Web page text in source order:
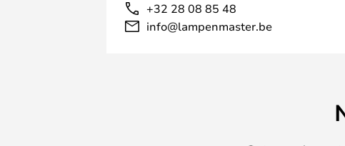
+32 28 08 85 48
info@lampenmaster.be